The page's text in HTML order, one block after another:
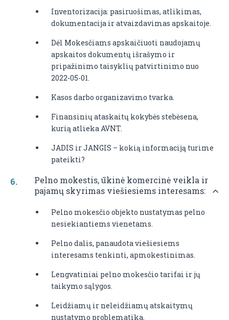
Inventorizacija: pasiruošimas, atlikimas,
dokumentacija ir atvaizdavimas apskaitoje.
Dėl Mokesčiams apskaičiuoti naudojamų
apskaitos dokumentų išrašymo ir
pripažinimo taisyklių patvirtinimo nuo
2022-05-01.
Kasos darbo organizavimo tvarka.
Finansinių ataskaitų kokybės stebėsena,
kurią atlieka AVNT.
JADIS ir JANGIS – kokią informaciją turime
pateikti?
Pelno mokestis, ūkinė komercinė veikla ir
pajamų skyrimas viešiesiems interesams:
Pelno mokesčio objekto nustatymas pelno
nesiekiantiems vienetams.
Pelno dalis, panaudota viešiesiems
interesams tenkinti, apmokestinimas.
Lengvatiniai pelno mokesčio tarifai ir jų
taikymo sąlygos.
Leidžiamų ir neleidžiamų atskaitymų
nustatymo problematika.